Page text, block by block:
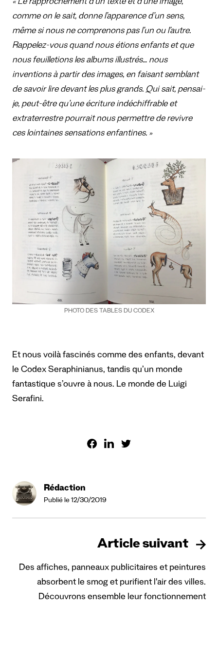
« Le rapprochement d’un texte et d’une image,
comme on le sait, donne l’apparence d’un sens,
même si nous ne comprenons pas l’un ou l’autre.
Rappelez-vous quand nous étions enfants et que
nous feuilletions les albums illustrés… nous
inventions à partir des images, en faisant semblant
de savoir lire devant les plus grands. Qui sait, pensai-
je, peut-être qu’une écriture indéchiffrable et
extraterrestre pourrait nous permettre de revivre
ces lointaines sensations enfantines. »
PHOTO DES TABLES DU CODEX
Et nous voilà fascinés comme des enfants, devant
le Codex Seraphinianus, tandis qu’un monde
fantastique s’ouvre à nous. Le monde de Luigi
Serafini.
Rédaction
Publié le 12/30/2019
Article suivant
Des affiches, panneaux publicitaires et peintures
absorbent le smog et purifient l'air des villes.
Découvrons ensemble leur fonctionnement